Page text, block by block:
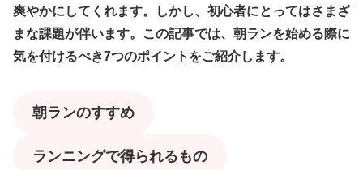
爽やかにしてくれます。しかし、初心者にとってはさまざ
まな課題が伴います。この記事では、朝ランを始める際に
気を付けるべき7つのポイントをご紹介します。
朝ランのすすめ
ランニングで得られるもの